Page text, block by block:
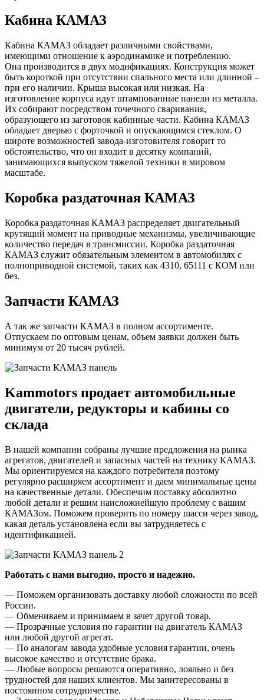
Кабина КАМАЗ
Кабина КАМАЗ обладает различными свойствами,
имеющими отношение к аэродинамике и потреблению.
Она производится в двух модификациях. Конструкция может
быть короткой при отсутствии спального места или длинной –
при его наличии. Крыша высокая или низкая. На
изготовление корпуса идут штампованные панели из металла.
Их собирают посредством точечного сваривания,
образующего из заготовок кабинные части. Кабина КАМАЗ
обладает дверью с форточкой и опускающимся стеклом. О
широте возможностей завода-изготовителя говорит то
обстоятельство, что он входит в десятку компаний,
занимающихся выпуском тяжелой техники в мировом
масштабе.
Коробка раздаточная КАМАЗ
Коробка раздаточная КАМАЗ распределяет двигательный
крутящий момент на приводные механизмы, увеличивающие
количество передач в трансмиссии. Коробка раздаточная
КАМАЗ служит обязательным элементом в автомобилях с
полноприводной системой, таких как 4310, 65111 с КОМ или
без.
Запчасти КАМАЗ
А так же запчасти КАМАЗ в полном ассортименте.
Отпускаем по оптовым ценам, объем заявки должен быть
минимум от 20 тысяч рублей.
Kammotors продает автомобильные
двигатели, редукторы и кабины со
склада
В нашей компании собраны лучшие предложения на рынка
агрегатов, двигателей и запасных частей на технику КАМАЗ.
Мы ориентируемся на каждого потребителя поэтому
регулярно расширяем ассортимент и даем минимальные цены
на качественные детали. Обеспечим поставку абсолютно
любой детали и решим наисложнейшую проблему с вашим
КАМАЗом. Поможем проверить по номеру шасси через завод,
какая деталь установлена если вы затрудняетесь с
идентификацией.
Работать с нами выгодно, просто и надежно.
— Поможем организовать доставку любой сложности по всей
России.
— Обмениваем и принимаем в зачет другой товар.
— Прозрачные условия по гарантии на двигатель КАМАЗ
или любой другой агрегат.
— По аналогам завода удобные условия гарантии, очень
высокое качество и отсутствие брака.
— Любые вопросы решаются оперативно, лояльно и без
трудностей для наших клиентов. Мы заинтересованы в
постоянном сотрудничестве.